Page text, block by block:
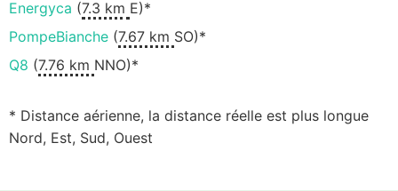
Energyca (7.3 km E)*
PompeBianche (7.67 km SO)*
Q8 (7.76 km NNO)*
* Distance aérienne, la distance réelle est plus longue
Nord, Est, Sud, Ouest